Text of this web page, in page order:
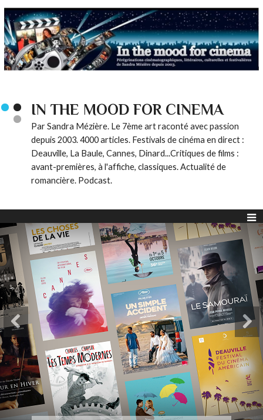
IN THE MOOD FOR CINEMA
Par Sandra Mézière. Le 7ème art raconté avec passion
depuis 2003. 4000 articles. Festivals de cinéma en direct :
Deauville, La Baule, Cannes, Dinard...Critiques de films :
avant-premières, à l'affiche, classiques. Actualité de
romancière. Podcast.